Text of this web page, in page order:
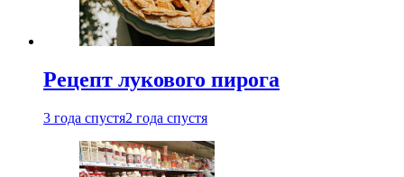
Рецепт лукового пирога
3 года спустя2 года спустя